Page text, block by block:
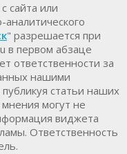
сайта или
" разрешается при
в первом абзаце
ответственности за
нашими
статьи наших
могут не
виджета
Ответственность